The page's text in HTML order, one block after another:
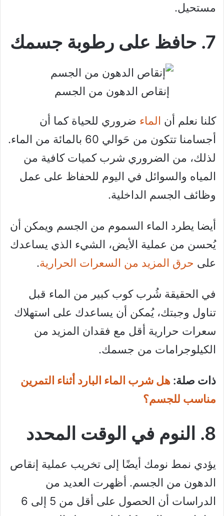
مستحيل.
7. حافظ على رطوبة جسمك
إنقاص الدهون من الجسم
كلنا نعلم أن الماء ضروري للحياة كما أن
أجسامنا تتكون من حَوالي 60 بالمائة من الماء.
لذلك، من الضروري شرب كميات كافية من
المياه والسوائل في اليوم للحفاظ على عمل
وظائف الجسم الداخلية.
أيضا يطرد الماء السموم من الجسم ويمكن أن
يُحسن من عملية الأيض، الشيء الذي يساعدك
على حرق المزيد من السعرات الحرارية.
في الحقيقة شُرب كوب كبير من الماء قبل
تناول وجبتك، يُمكن أن يساعدك على استهلاك
سعرات حرارية أقل مع فقدان المزيد من
الكيلوجرامات من جسمك.
ذات صلة: هل شرب الماء البارد أثناء التمرين
مناسب للجسم؟
8. النوم في الوقت المحدد
يؤدي نمط نومك أيضًا إلى تخريب عملية إنقاص
الدهون من الجسم. أظهرت العديد من
الدراسات أن الحصول على أقل من 5 إلى 6